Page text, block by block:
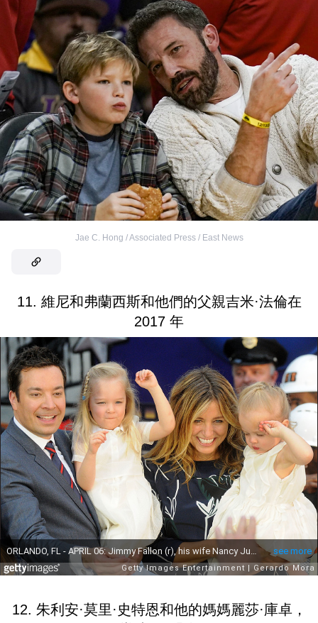
Jae C. Hong / Associated Press / East News
11. 維尼和弗蘭西斯和他們的父親吉米·法倫在
2017 年
12. 朱利安·莫里·史特恩和他的媽媽麗莎·庫卓，